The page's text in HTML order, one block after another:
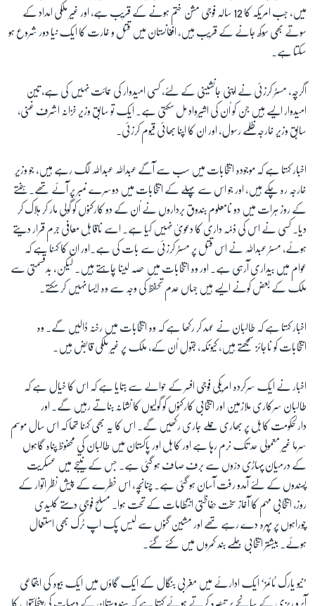
میں، جب امریکہ کا 12 سالہ فوجی مشن ختم ہونے کے قریب ہے، اور غیر ملکی امداد کے
سوتے بھی سُوکھ جانے کے قریب ہیں، افغانستان میں قتل و غارت کا ایک نیا دور شروع ہو
سکتا ہے۔
اگرچہ، مسٹر کرزئی نے اپنی جانشینی کے لئے، کسی امیدوار کی حمائت نہیں کی ہے، تین
امیدوار ایسے ہیں جن کو اُن کی اشیرواد مل سکتی ہے۔ ایک تو سابق وزیر خزانہ اشرف غنی،
سابق وزیر خارجہ ظلمے رسول، اور ان کا اپنا بھائی قیوم کرزئی۔
اخبار کہتا ہے کہ موجودہ انتخابات میں سب سے آگے عبداللہ عبداللہ لگ رہے ہیں، جو وزیر
خارجہ رہ چکے ہیں، اور جو اس سے پہلے کے انتخابات میں دوسرے نمبر پر آئے تھے۔ ہفتے
کے روز ہرات میں دو نامعلوم بندوق برداروں نے اُن کے دو کارکنوں کو گولی مار کر ہلاک کر
دیا۔ کسی نے اس کی ذمّہ داری کا دعویٰ نہیں کیا ہے۔ اسے ناقابل معافی جرم قرار دیتے
ہوئے، مسٹر عبداللہ نے اس قتل پر مسٹر کرزئی سے بات کی ہے۔اور ان کا کہنا ہے کہ
عوام میں بیداری آرہی ہے۔ اور وہ انتخابات میں حصہ لینا چاہتے ہیں۔ لیکن، بدقسمتی سے
ملک کے بعض کونے ایسے ہیں جہاں عدم تحفظ کی وجہ سے وہ ایسا نہیں کر سکتے۔
اخبار کہتا ہے کہ طالبان نے عہد کر رکھا ہے کہ وہ انتخابات میں رخنہ ڈالیں گے۔ وہ
انتخابات کو ناجائز سمجھتے ہیں، کیونکہ، بقول اُن کے، ملک پر غیر ملکی قابض ہیں۔
اخبار نے ایک سرکردہ امریکی فوجی افسر کے حوالے سے بتایا ہے کہ اس کا خیال ہے کہ
طالبان سرکاری ملازمین اور انتخابی کارکنوں کو گولیوں کا نشانہ بناتے رہیں گے۔ اور
دارلحکومت کابل پر بھاری حملے جاری رکھیں گے۔ اس کا یہ بھی کہنا تھا کہ اس سال موسم
سرما غیر معمولی حد تک نرم رہا ہے اور کابل اور پاکستان میں طالبان کی محفوظ پناہ گاہوں
کے درمیان پہاڑی درّوں سے برف صاف ہو گئی ہے۔ جس کے نتیجے میں عسکریت
پسندوں کے لئے آمدو رفت آسان ہو گئی ہے۔ چنانچہ، اس خطرے کے پیش نظر اتوار کے
روز، انتخابی مہم کا آغاز سخت حفاظتی انتظامات کے تحت ہوا۔ مسلّح فوجی دستے کلیدی
چوراہوں پر پہرہ دے رہے تھے اور مشین گنوں سے لیس پک اپ ٹرک بھی استعمال
ہوئے۔ بیشتر انتخابی جلسے بند کمروں میں کئے گئے۔
’نیو یارک ٹائمز‘ ایک ادارئے میں مغربی بنگال کے ایک گاؤں میں ایک بیوہ کی اجتماعی
آبرو ریزی کے سانحے پر تبصرہ کرتے ہوئے کہتا ہے کہ ہندوستان کے دیہات کی پنچائتوں کا